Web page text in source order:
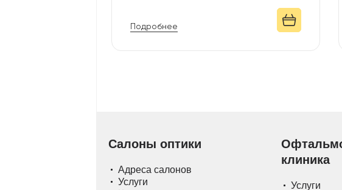
Подробнее
Салоны оптики
Адреса салонов
Услуги
клиника
Услуги